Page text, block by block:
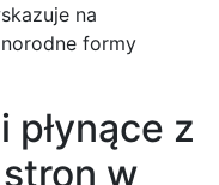
na
formy
z
w